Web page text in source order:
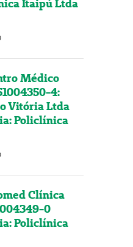
Itaipú Ltda
Médico
4:
Vitória Ltda
Policlínica
Clínica
0
Policlínica